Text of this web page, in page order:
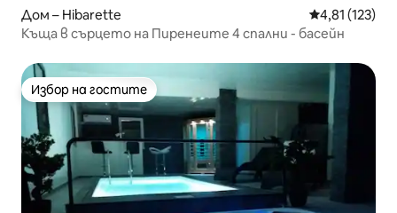
Дом – Hibarette Средна
4,81 (123)
Къща в сърцето на Пиренеите 4 спални - басейн
Избор на гостите
Избор на гостите